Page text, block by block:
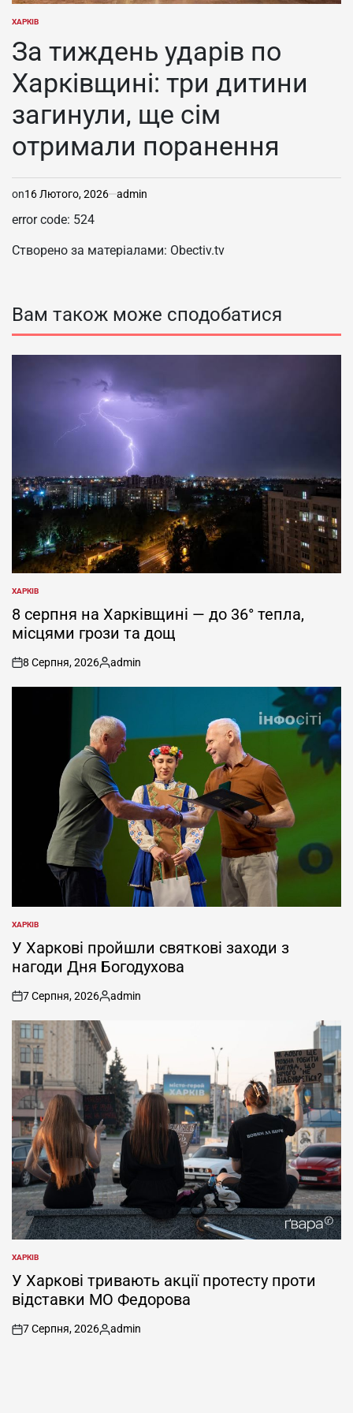
ОПУБЛІКУВАТИ
ХАРКІВ
За тиждень ударів по
Харківщині: три дитини
загинули, ще сім
отримали поранення
on16 Лютого, 2026 admin
error code: 524
Створено за матеріалами: Obectiv.tv
Вам також може сподобатися
ОПУБЛІКУВАТИ
У
ХАРКІВ
8 серпня на Харківщині — до 36° тепла,
місцями грози та дощ
on
8 Серпня, 2026
Опубліковано
admin
ОПУБЛІКУВАТИ
У
ХАРКІВ
У Харкові пройшли святкові заходи з
нагоди Дня Богодухова
on
7 Серпня, 2026
Опубліковано
admin
ОПУБЛІКУВАТИ
У
ХАРКІВ
У Харкові тривають акції протесту проти
відставки МО Федорова
on
7 Серпня, 2026
Опубліковано
admin